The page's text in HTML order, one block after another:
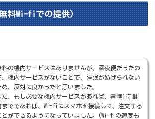
料Wi-fiでの提供)
料の機内サービスはありませんが、深夜便だったの
、機内サービスがないことで、睡眠が妨げられない
め、反対に良かったと思いました。
た、もし必要な機内サービスがあれば、着陸1時間
までであれば、Wi-fiにスマホを接続して、注文する
とができるようになっていました。(Wi-fiの速度も